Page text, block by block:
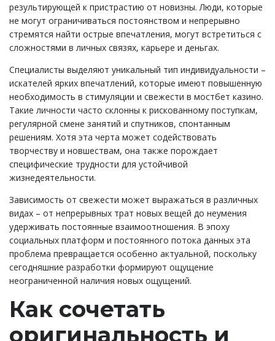
результирующей к пристрастию от новизны. Люди, которые
не могут ограничиваться постоянством и непрерывно
стремятся найти острые впечатления, могут встретиться с
сложностями в личных связях, карьере и деньгах.
Специалисты выделяют уникальный тип индивидуальности –
искателей ярких впечатлений, которые имеют повышенную
необходимость в стимуляции и свежести в мостбет казино.
Такие личности часто склонны к рискованному поступкам,
регулярной смене занятий и спутников, спонтанным
решениям. Хотя эта черта может содействовать
творчеству и новшествам, она также порождает
специфические трудности для устойчивой
жизнедеятельности.
Зависимость от свежести может выражаться в различных
видах – от непрерывных трат новых вещей до неумения
удерживать постоянные взаимоотношения. В эпоху
социальных платформ и постоянного потока данных эта
проблема превращается особенно актуальной, поскольку
сегодняшние разработки формируют ощущение
неограниченной наличия новых ощущений.
Как сочетать
оригинальность и